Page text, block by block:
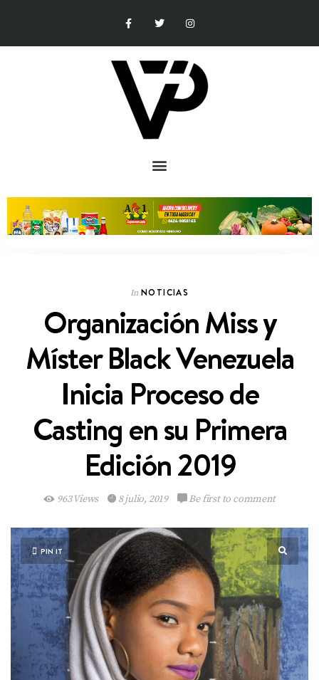
In NOTICIAS
Organización Miss y
Míster Black Venezuela
Inicia Proceso de
Casting en su Primera
Edición 2019
963 Views 8 julio, 2019 Be first to comment
PIN IT